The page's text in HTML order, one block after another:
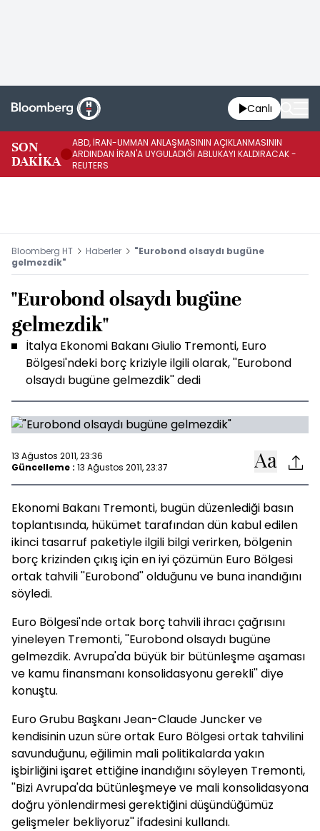
Canlı
SON
DAKİKA
ABD, İRAN-UMMAN ANLAŞMASININ AÇIKLANMASININ
ARDINDAN İRAN'A UYGULADIĞI ABLUKAYI KALDIRACAK -
REUTERS
Bloomberg HT Haberler
"Eurobond olsaydı bugüne
gelmezdik"
"Eurobond olsaydı bugüne
gelmezdik"
İtalya Ekonomi Bakanı Giulio Tremonti, Euro
Bölgesi'ndeki borç kriziyle ilgili olarak, ''Eurobond
olsaydı bugüne gelmezdik'' dedi
13 Ağustos 2011, 23:36
Güncelleme : 13 Ağustos 2011, 23:37
Ekonomi Bakanı Tremonti, bugün düzenlediği basın
toplantısında, hükümet tarafından dün kabul edilen
ikinci tasarruf paketiyle ilgili bilgi verirken, bölgenin
borç krizinden çıkış için en iyi çözümün Euro Bölgesi
ortak tahvili ''Eurobond'' olduğunu ve buna inandığını
söyledi.
Euro Bölgesi'nde ortak borç tahvili ihracı çağrısını
yineleyen Tremonti, ''Eurobond olsaydı bugüne
gelmezdik. Avrupa'da büyük bir bütünleşme aşaması
ve kamu finansmanı konsolidasyonu gerekli'' diye
konuştu.
Euro Grubu Başkanı Jean-Claude Juncker ve
kendisinin uzun süre ortak Euro Bölgesi ortak tahvilini
savunduğunu, eğilimin mali politikalarda yakın
işbirliğini işaret ettiğine inandığını söyleyen Tremonti,
''Bizi Avrupa'da bütünleşmeye ve mali konsolidasyona
doğru yönlendirmesi gerektiğini düşündüğümüz
gelişmeler bekliyoruz'' ifadesini kullandı.